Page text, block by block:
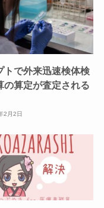
トで外来迅速検体検
の算定が査定される
2月2日